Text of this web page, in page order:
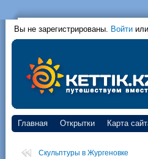
Вы не зарегистрированы. Войти
Главная Открытки Карта
Скульптуры в Жургеновке